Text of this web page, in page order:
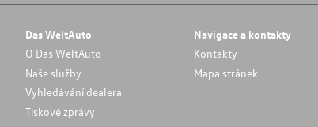
Das WeltAuto
O Das WeltAuto
Naše služby
Vyhledávání dealera
Tiskové zprávy
Navigace a kontakty
Kontakty
Mapa stránek